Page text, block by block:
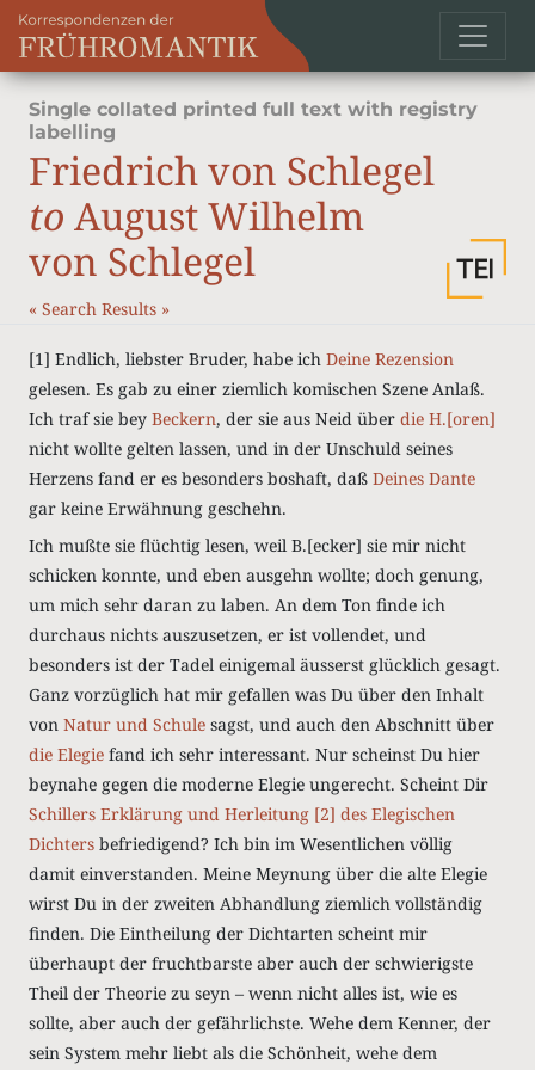
Single collated printed full text with registry
labelling
Friedrich von Schlegel
to August Wilhelm
von Schlegel
« Search Results »
[1] Endlich, liebster Bruder, habe ich Deine Rezension
gelesen. Es gab zu einer ziemlich komischen Szene Anlaß.
Ich traf sie bey Beckern, der sie aus Neid über die H.[oren]
nicht wollte gelten lassen, und in der Unschuld seines
Herzens fand er es besonders boshaft, daß Deines Dante
gar keine Erwähnung geschehn.
Ich mußte sie flüchtig lesen, weil B.[ecker] sie mir nicht
schicken konnte, und eben ausgehn wollte; doch genung,
um mich sehr daran zu laben. An dem Ton finde ich
durchaus nichts auszusetzen, er ist vollendet, und
besonders ist der Tadel einigemal äusserst glücklich gesagt.
Ganz vorzüglich hat mir gefallen was Du über den Inhalt
von Natur und Schule sagst, und auch den Abschnitt über
die Elegie fand ich sehr interessant. Nur scheinst Du hier
beynahe gegen die moderne Elegie ungerecht. Scheint Dir
Schillers Erklärung und Herleitung [2] des Elegischen
Dichters befriedigend? Ich bin im Wesentlichen völlig
damit einverstanden. Meine Meynung über die alte Elegie
wirst Du in der zweiten Abhandlung ziemlich vollständig
finden. Die Eintheilung der Dichtarten scheint mir
überhaupt der fruchtbarste aber auch der schwierigste
Theil der Theorie zu seyn – wenn nicht alles ist, wie es
sollte, aber auch der gefährlichste. Wehe dem Kenner, der
sein System mehr liebt als die Schönheit, wehe dem